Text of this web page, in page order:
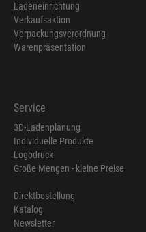
Ladeneinrichtung
Verkaufsaktion
Verpackungsverordnung
Warenpräsentation
Service
3D-Ladenplanung
Individuelle Produkte
Logodruck
Große Mengen - kleine Preise
Direktbestellung
Katalog
Newsletter